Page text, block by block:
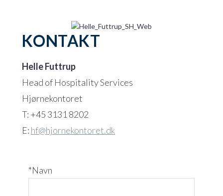
KONTAKT
Helle Futtrup
Head of Hospitality Services
Hjørnekontoret
T: +45 3131 8202
E: hf@hjornekontoret.dk
*Navn